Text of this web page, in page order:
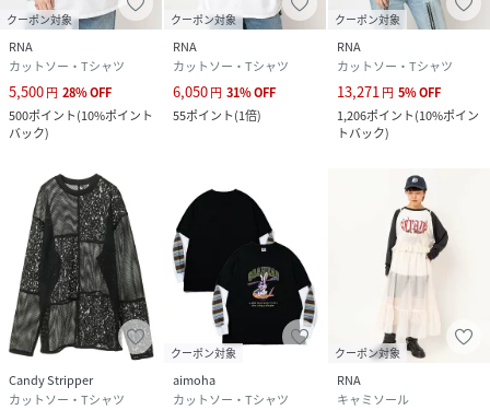
クーポン対象
RNA
カットソー・Tシャツ
5,500円 28%OFF
500ポイント(10%ポイント
バック)
クーポン対象
RNA
カットソー・Tシャツ
6,050円 31%OFF
55ポイント(1倍)
クーポン対象
RNA
カットソー・Tシャツ
13,271円 5%OFF
1,206ポイント(10%ポイン
トバック)
Candy Stripper
カットソー・Tシャツ
クーポン対象
aimoha
カットソー・Tシャツ
クーポン対象
RNA
キャミソール